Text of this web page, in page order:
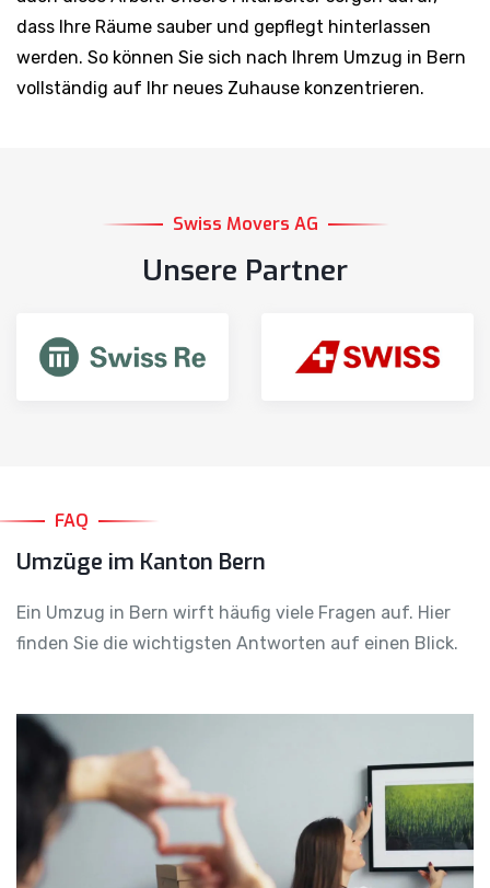
dass Ihre Räume sauber und gepflegt hinterlassen
werden. So können Sie sich nach Ihrem Umzug in Bern
vollständig auf Ihr neues Zuhause konzentrieren.
Swiss Movers AG
Unsere Partner
FAQ
Umzüge im Kanton Bern
Ein Umzug in Bern wirft häufig viele Fragen auf. Hier
finden Sie die wichtigsten Antworten auf einen Blick.